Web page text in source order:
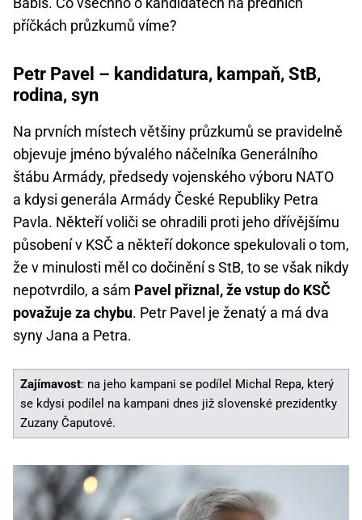
příčkách průzkumů víme?
Petr Pavel – kandidatura, kampaň, StB,
rodina, syn
Na prvních místech většiny průzkumů se pravidelně
objevuje jméno bývalého náčelníka Generálního
štábu Armády, předsedy vojenského výboru NATO
a kdysi generála Armády České Republiky Petra
Pavla. Někteří voliči se ohradili proti jeho dřívějšímu
působení v KSČ a někteří dokonce spekulovali o tom,
že v minulosti měl co dočinění s StB, to se však nikdy
nepotvrdilo, a sám Pavel přiznal, že vstup do KSČ
považuje za chybu. Petr Pavel je ženatý a má dva
syny Jana a Petra.
Zajímavost: na jeho kampani se podílel Michal Repa, který
se kdysi podílel na kampani dnes již slovenské prezidentky
Zuzany Čaputové.